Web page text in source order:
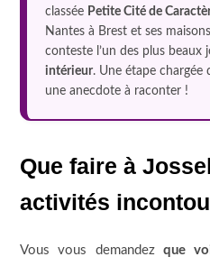
classée Petite Cité de
Nantes à Brest et ses
conteste l’un des plus beaux
intérieur. Une étape chargée
une anecdote à raconter !
Que faire à
activités
Vous vous demandez que